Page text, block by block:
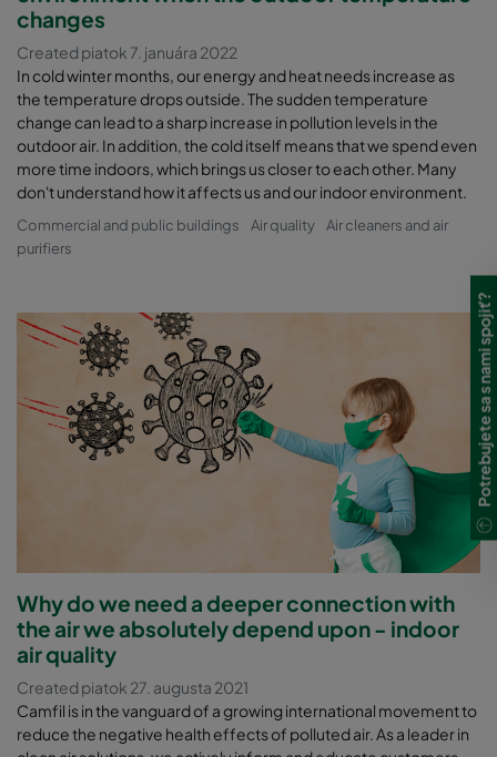
changes
Created piatok 7. januára 2022
In cold winter months, our energy and heat needs increase as
the temperature drops outside. The sudden temperature
change can lead to a sharp increase in pollution levels in the
outdoor air. In addition, the cold itself means that we spend even
more time indoors, which brings us closer to each other. Many
don't understand how it affects us and our indoor environment.
Commercial and public buildings Air quality
Air cleaners and air
purifiers
Why do we need a deeper connection with
the air we absolutely depend upon - indoor
air quality
Created piatok 27. augusta 2021
Camfil is in the vanguard of a growing international movement to
reduce the negative health effects of polluted air. As a leader in
Potrebujete sa s nami spojiť?